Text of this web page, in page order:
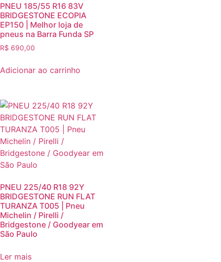
PNEU 185/55 R16 83V
BRIDGESTONE ECOPIA
EP150 | Melhor loja de
pneus na Barra Funda SP
R$ 690,00
Adicionar ao carrinho
PNEU 225/40 R18 92Y
BRIDGESTONE RUN FLAT
TURANZA T005 | Pneu
Michelin / Pirelli /
Bridgestone / Goodyear em
São Paulo
Ler mais